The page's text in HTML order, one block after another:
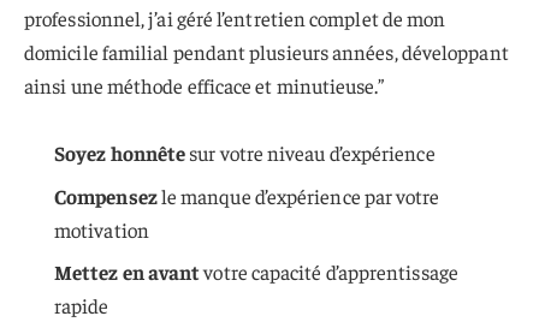
professionnel, j’ai géré l’entretien complet de mon
domicile familial pendant plusieurs années, développant
ainsi une méthode efficace et minutieuse.”
Soyez honnêtesur votre niveau d’expérience
Compensezle manque d’expérience par votre
motivation
Mettez en avantvotre capacité d’apprentissage
rapide